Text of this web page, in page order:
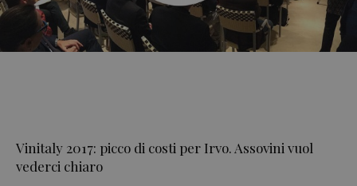
Vinitaly 2017: picco di costi per Irvo. Assovini vuol
vederci chiaro